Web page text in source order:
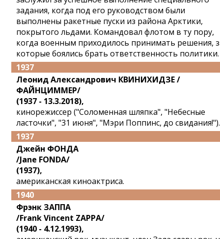
задания, когда под его руководством были
выполнены ракетные пуски из района Арктики,
покрытого льдами. Командовал флотом в ту пору,
когда военным приходилось принимать решения,
которые боялись брать ответственность политики.
1937
Леонид Александрович КВИНИХИДЗЕ /
ФАЙНЦИММЕР/
(1937 - 13.3.2018),
кинорежиссер ("Соломенная шляпка", "Небесные
ласточки", "31 июня", "Мэри Поппинс, до свидания!").
1937
Джейн ФОНДА
/Jane FONDA/
(1937),
американская киноактриса.
1940
Фрэнк ЗАППА
/Frank Vincent ZAPPA/
(1940 - 4.12.1993),